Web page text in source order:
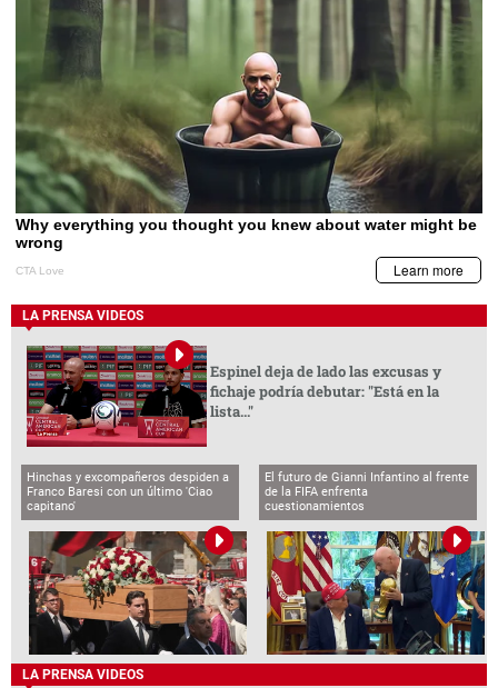
LA PRENSA VIDEOS
Espinel deja de lado las excusas y
fichaje podría debutar: "Está en la
lista..."
Hinchas y excompañeros despiden a
Franco Baresi con un último 'Ciao
capitano'
El futuro de Gianni Infantino al frente
de la FIFA enfrenta
cuestionamientos
LA PRENSA VIDEOS